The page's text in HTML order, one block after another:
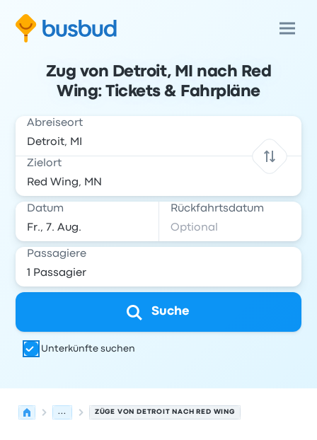
Zug von Detroit, MI nach Red
Wing: Tickets & Fahrpläne
Abreiseort
Zielort
Datum Rückfahrtsdatum
Passagiere
Suche
Unterkünfte suchen
... ZÜGE VON DETROIT NACH RED WING